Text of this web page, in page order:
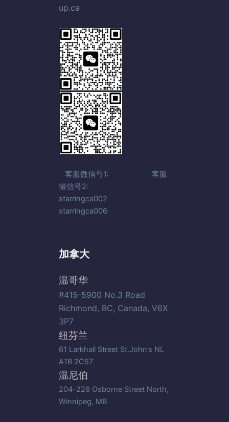
up.ca
客服微信号1: 客服
微信号2:
starringca002
starringca006
加拿大
温哥华
#415-5900 No.3 Road
Richmond, BC, Canada, V6X
3P7
纽芬兰
61 Larkhall Street St.John’s NL
A1B 2C57
温尼伯
204-226 Osborne Street North,
Winnipeg, MB